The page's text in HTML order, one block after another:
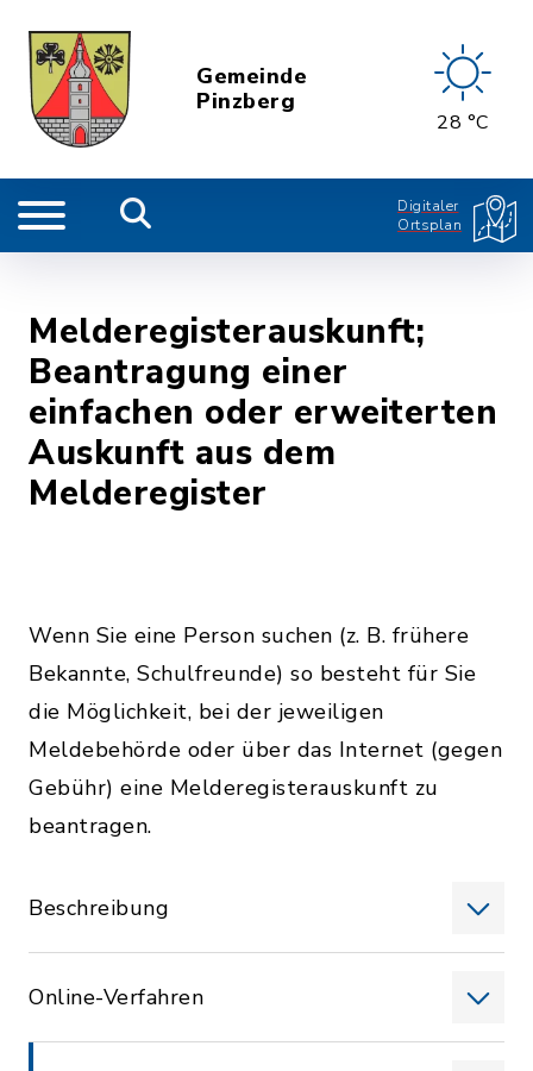
Gemeinde
Pinzberg
28 °C
Digitaler
Ortsplan
Melderegisterauskunft;
Beantragung einer
einfachen oder erweiterten
Auskunft aus dem
Melderegister
Wenn Sie eine Person suchen (z. B. frühere
Bekannte, Schulfreunde) so besteht für Sie
die Möglichkeit, bei der jeweiligen
Meldebehörde oder über das Internet (gegen
Gebühr) eine Melderegisterauskunft zu
beantragen.
Beschreibung
Online-Verfahren